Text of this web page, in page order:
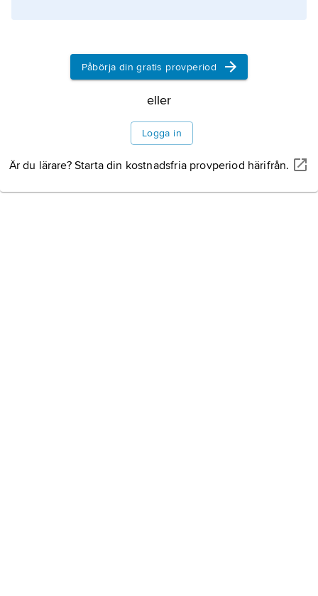
Påbörja din gratis provperiod
eller
Logga in
Är du lärare? Starta din kostnadsfria provperiod härifrån.